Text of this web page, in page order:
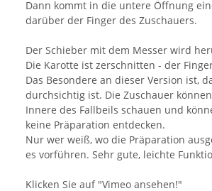
Dann kommt in die untere Öffnung
darüber der Finger des Zuschauers.
Der Schieber mit dem Messer wird
Die Karotte ist zerschnitten - der
Das Besondere an dieser Version ist,
durchsichtig ist. Die Zuschauer
Innere des Fallbeils schauen und
keine Präparation entdecken.
Nur wer weiß, wo die Präparation
es vorführen. Sehr gute, leichte
Klicken Sie auf "Vimeo ansehen!"